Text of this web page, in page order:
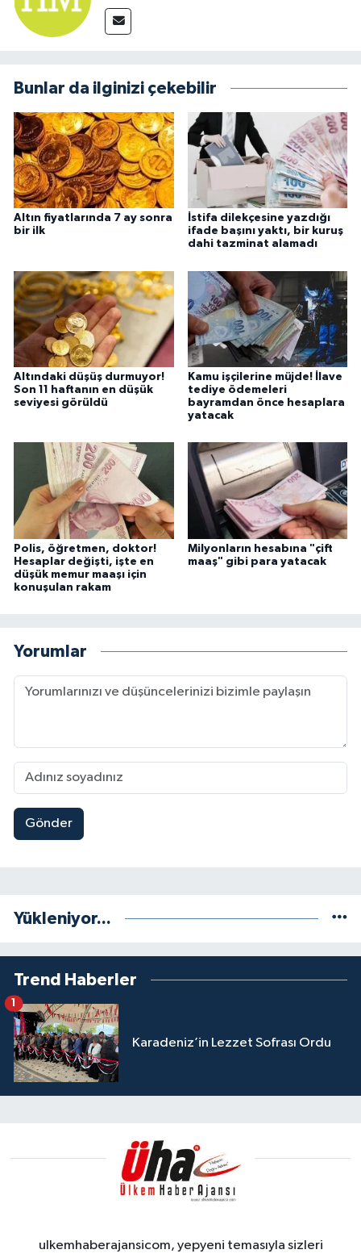
Bunlar da ilginizi çekebilir
Altın fiyatlarında 7 ay sonra
bir ilk
İstifa dilekçesine yazdığı
ifade başını yaktı, bir kuruş
dahi tazminat alamadı
Altındaki düşüş durmuyor!
Son 11 haftanın en düşük
seviyesi görüldü
Kamu işçilerine müjde! İlave
tediye ödemeleri
bayramdan önce hesaplara
yatacak
Polis, öğretmen, doktor!
Hesaplar değişti, işte en
düşük memur maaşı için
konuşulan rakam
Milyonların hesabına "çift
maaş" gibi para yatacak
Yorumlar
Gönder
Yükleniyor...
Trend Haberler
Karadeniz’in Lezzet Sofrası Ordu
1
ulkemhaberajansicom, yepyeni temasıyla sizleri